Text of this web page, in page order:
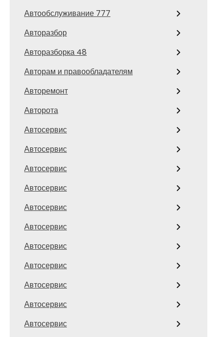
Автообслуживание 777
Авторазбор
Авторазборка 48
Авторам и правообладателям
Авторемонт
Авторота
Автосервис
Автосервис
Автосервис
Автосервис
Автосервис
Автосервис
Автосервис
Автосервис
Автосервис
Автосервис
Автосервис